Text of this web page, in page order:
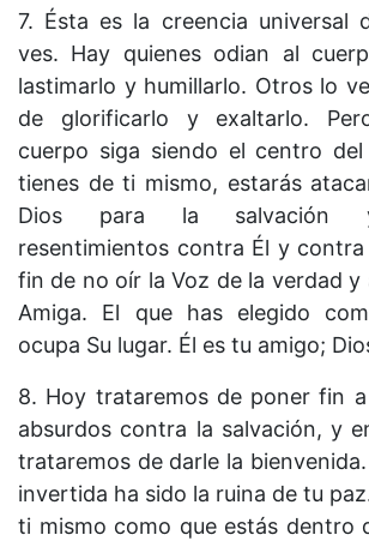
7. Ésta es la creencia universal
ves. Hay quienes odian al
lastimarlo y humillarlo. Otros lo
de glorificarlo y exaltarlo.
cuerpo siga siendo el centro
tienes de ti mismo, estarás
Dios para la salvación
resentimientos contra Él y contra
fin de no oír la Voz de la verdad y
Amiga. El que has elegido
ocupa Su lugar. Él es tu amigo;
8. Hoy trataremos de poner fin
absurdos contra la salvación, y
trataremos de darle la
invertida ha sido la ruina de tu
ti mismo como que estás dentro